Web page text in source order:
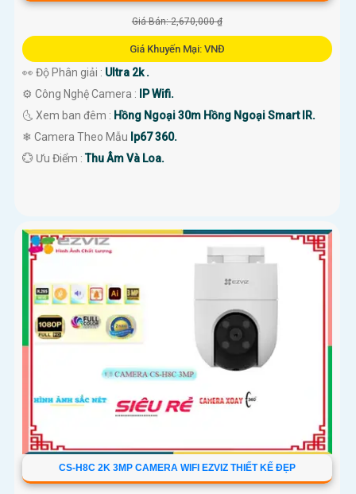
Giá Bán: 2,670,000 ₫
Giá Khuyến Mại: VNĐ
👀 Độ Phân giải : Ultra 2k .
⚙ Công Nghệ Camera :
IP Wifi.
🌜 Xem ban đêm : Hồng Ngoại 30m Hồng Ngoại Smart IR.
❄ Camera Theo Mẫu Ip67 360.
️💮 Ưu Điểm :Thu Âm Và Loa.
CS-H8C 2K 3MP CAMERA WIFI EZVIZ THIẾT KẾ ĐẸP